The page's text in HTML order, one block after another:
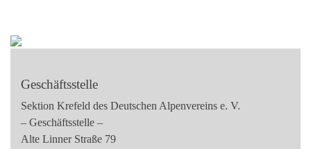
Geschäftsstelle
Sektion Krefeld des Deutschen Alpenvereins e. V.
– Geschäftsstelle –
Alte Linner Straße 79